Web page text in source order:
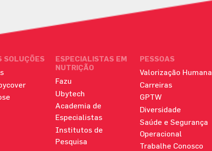
SOLUÇÕES
ESPECIALISTAS EM
NUTRIÇÃO
Fazu
Ubytech
Academia de
Especialistas
Institutos de
Pesquisa
PESSOAS
Valorização Humana
Carreiras
GPTW
Diversidade
Saúde e Segurança
Operacional
Trabalhe Conosco